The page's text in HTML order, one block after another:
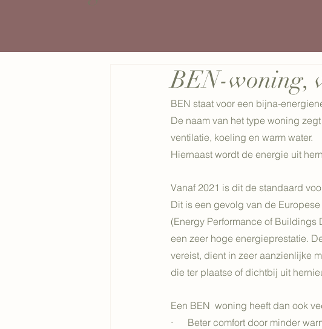
BEN-woning,
BEN staat voor een bijna-
De naam van het type woning
ventilatie, koeling en warm water.
Hiernaast wordt de energie uit
Vanaf 2021 is dit de standaard
Dit is een gevolg van de
(Energy Performance of
een zeer hoge energieprestatie.
vereist, dient in zeer aanzienlijke
die ter plaatse of dichtbij uit
Een BEN  woning heeft dan ook
·      Beter comfort door minder